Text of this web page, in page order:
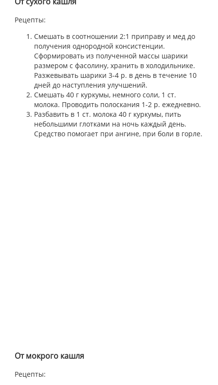
Рецепты:
Смешать в соотношении 2:1 приправу и мед до
получения однородной консистенции.
Сформировать из полученной массы шарики
размером с фасолину, хранить в холодильнике.
Разжевывать шарики 3-4 р. в день в течение 10
дней до наступления улучшений.
Смешать 40 г куркумы, немного соли, 1 ст.
молока. Проводить полоскания 1-2 р. ежедневно.
Разбавить в 1 ст. молока 40 г куркумы, пить
небольшими глотками на ночь каждый день.
Средство помогает при ангине, при боли в горле.
От мокрого кашля
Рецепты: